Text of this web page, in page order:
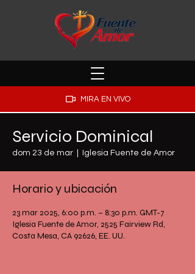
MIRA EN VIVO
Servicio Dominical
dom 23 de mar Iglesia Fuente de Amor
Horario y ubicación
23 mar 2025, 6:00 p.m. – 8:30 p.m. GMT-7
Iglesia Fuente de Amor, 2525 Fairview Rd,
Costa Mesa, CA 92626, EE. UU.